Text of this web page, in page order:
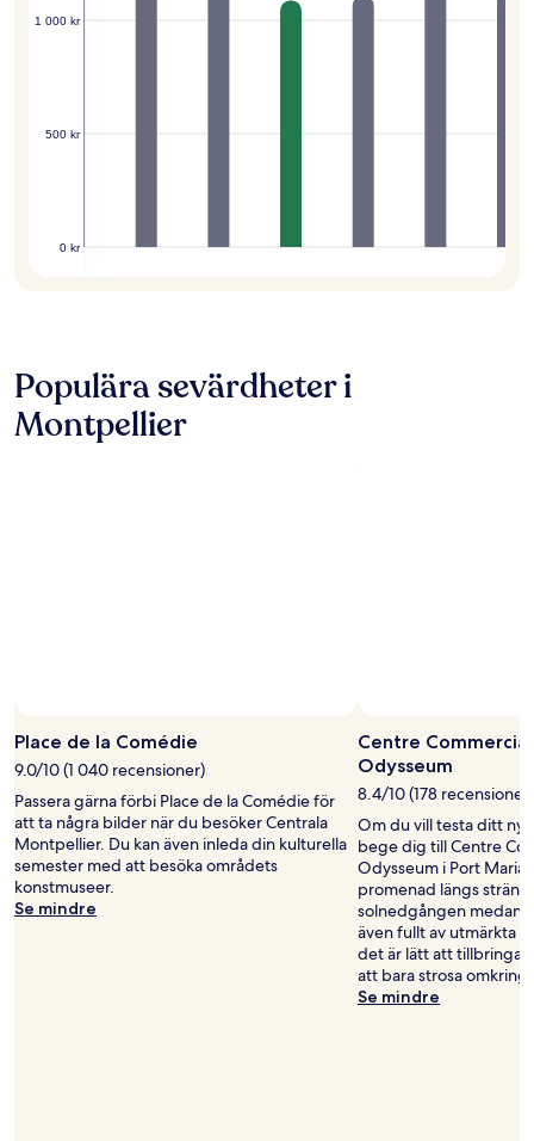
0 kr
500 kr
1 000 kr
Populära sevärdheter i
Montpellier
Place de la Comédie
9.0/10 (1 040 recensioner)
Passera gärna förbi Place de la Comédie för
att ta några bilder när du besöker Centrala
Montpellier. Du kan även inleda din kulturella
semester med att besöka områdets
konstmuseer.
Se mindre
Centre
Odysseum
8.4/10 (178 recensioner)
Om du vill testa ditt
bege dig till Centre
Odysseum i Port
promenad längs
solnedgången medan
även fullt av utmärkta
det är lätt att tillbringa
att bara strosa omkring.
Se mindre